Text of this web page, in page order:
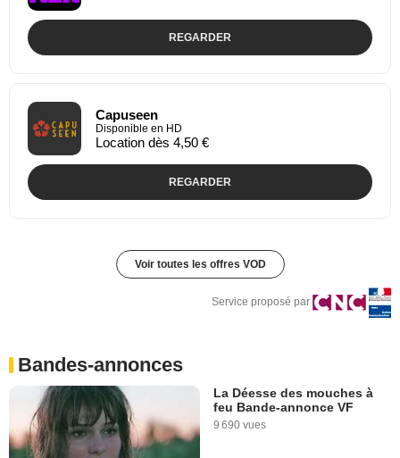
REGARDER
Capuseen
Disponible en HD
Location dès 4,50 €
REGARDER
Voir toutes les offres VOD
Service proposé par
Bandes-annonces
La Déesse des mouches à
feu Bande-annonce VF
9 690 vues